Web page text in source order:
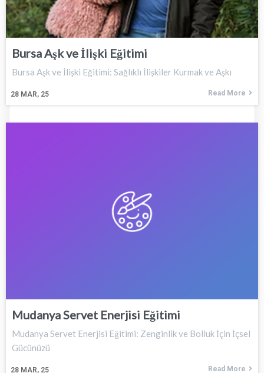
Bursa Aşk ve İlişki Eğitimi
28 MAR, 25
Bursa Aşk ve İlişki Eğitimi: Sağlıklı İlişkiler Kurmak ve Aşkı
Read More
Mudanya Servet Enerjisi Eğitimi
28 MAR, 25
Mudanya Servet Enerjisi Eğitimi: Zenginlik ve Bolluk İçin İçsel
Gücünüzü
Read More